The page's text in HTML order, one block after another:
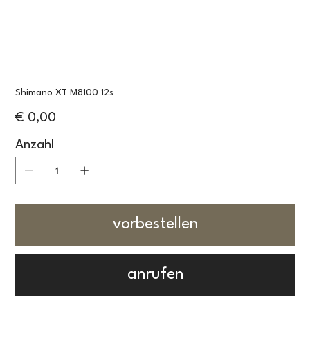
Shimano XT M8100 12s
Preis
€ 0,00
Anzahl
vorbestellen
anrufen